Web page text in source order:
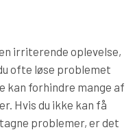
irriterende oplevelse,
ofte løse problemet
kan forhindre mange af
Hvis du ikke kan få
problemer, er det